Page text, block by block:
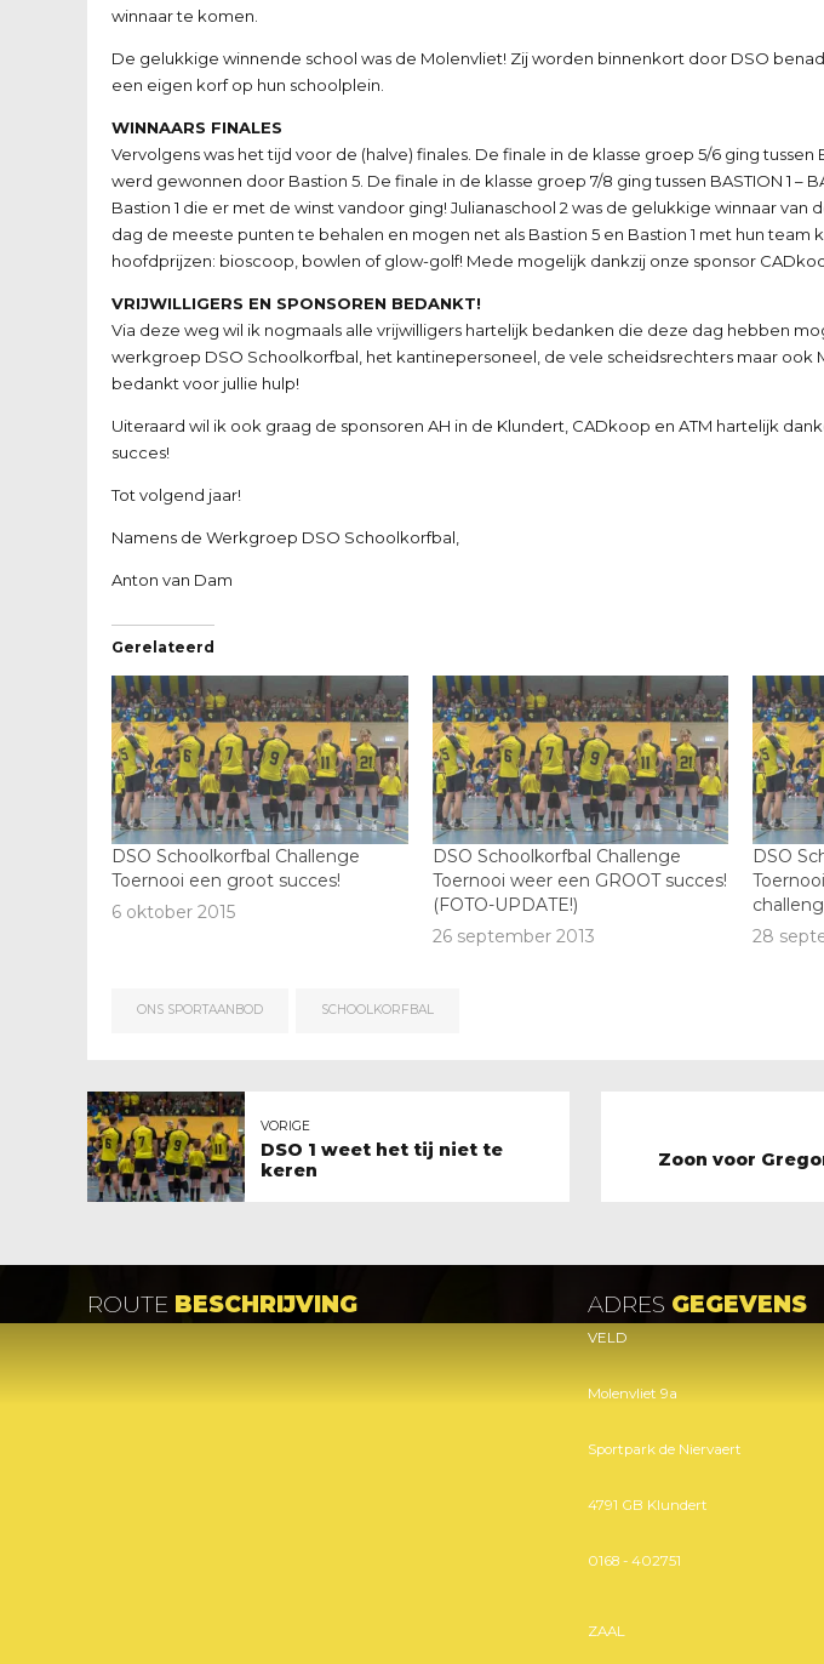
winnaar te komen.
De gelukkige winnende school was de Molenvliet! Zij worden binnenkort door DSO
een eigen korf op hun schoolplein.
WINNAARS FINALES
Vervolgens was het tijd voor de (halve) finales. De finale in de klasse groep 5/6 ging tussen
werd gewonnen door Bastion 5. De finale in de klasse groep 7/8 ging tussen BASTION 1 –
Bastion 1 die er met de winst vandoor ging! Julianaschool 2 was de gelukkige winnaar van
dag de meeste punten te behalen en mogen net als Bastion 5 en Bastion 1 met hun team
hoofdprijzen: bioscoop, bowlen of glow-golf! Mede mogelijk dankzij onze sponsor
VRIJWILLIGERS EN SPONSOREN BEDANKT!
Via deze weg wil ik nogmaals alle vrijwilligers hartelijk bedanken die deze dag hebben
werkgroep DSO Schoolkorfbal, het kantinepersoneel, de vele scheidsrechters maar ook
bedankt voor jullie hulp!
Uiteraard wil ik ook graag de sponsoren AH in de Klundert, CADkoop en ATM hartelijk
succes!
Tot volgend jaar!
Namens de Werkgroep DSO Schoolkorfbal,
Anton van Dam
Gerelateerd
DSO Schoolkorfbal Challenge
Toernooi een groot succes!
6 oktober 2015
DSO Schoolkorfbal Challenge
Toernooi weer een GROOT succes!
(FOTO-UPDATE!)
26 september 2013
DSO
28
ONS SPORTAANBOD SCHOOLKORFBAL
VORIGE
DSO 1 weet het tij niet te
keren
Zoon voor
ROUTE BESCHRIJVING ADRES GEGEVENS
VELD
Molenvliet 9a
Sportpark de Niervaert
4791 GB Klundert
0168 - 402751
ZAAL